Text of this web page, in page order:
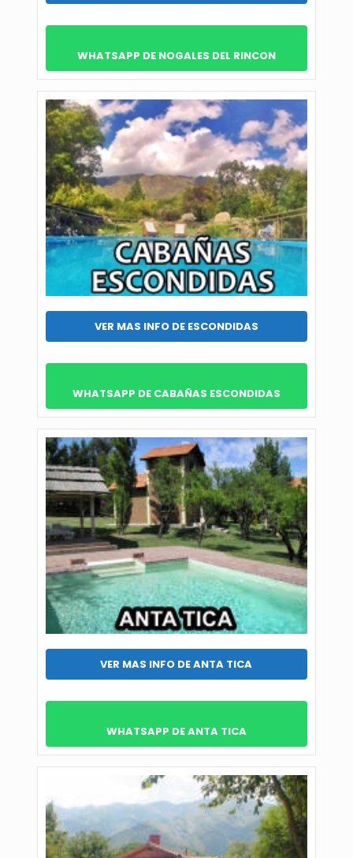
WHATSAPP DE NOGALES DEL RINCON
VER MAS INFO DE ESCONDIDAS
WHATSAPP DE CABAÑAS ESCONDIDAS
VER MAS INFO DE ANTA TICA
WHATSAPP DE ANTA TICA